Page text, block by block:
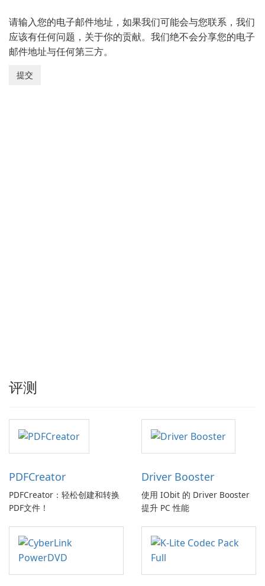
请输入您的电子邮件地址，如果我们可能会与您联系，我们
应该有任何问题，关于你的贡献。我们绝不会分享您的电子
邮件地址与任何第三方。
评测
PDFCreator
PDFCreator：轻松创建和转换
PDF文件！
Driver Booster
使用 IObit 的 Driver Booster
提升 PC 性能